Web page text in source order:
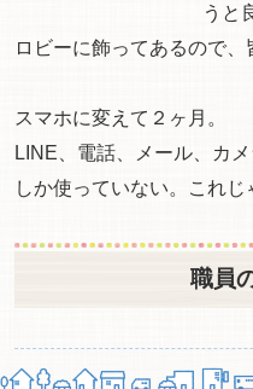
うと
ロビーに飾ってあるので、
スマホに変えて２ヶ月。
LINE、電話、メール、カ
しか使っていない。これじ
職員